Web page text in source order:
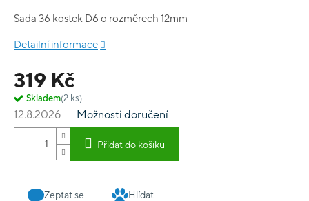
319 Kč
Skladem(2 ks)
12.8.2026 Možnosti doručení
Přidat do košíku
Sada 36 kostek D6 o rozměrech 12mm
Detailní informace
Zeptat se Hlídat